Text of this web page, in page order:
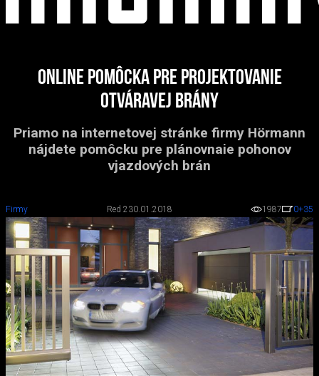
Online pomôcka pre projektovanie
otváravej brány
Priamo na internetovej stránke firmy Hörmann
nájdete pomôcku pre plánovnaie pohonov
vjazdových brán
Firmy Red 230.01.2018 1987 0+35